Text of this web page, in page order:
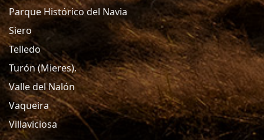
Parque Histórico del Navia
Siero
Telledo
Turón (Mieres).
Valle del Nalón
Vaqueira
Villaviciosa